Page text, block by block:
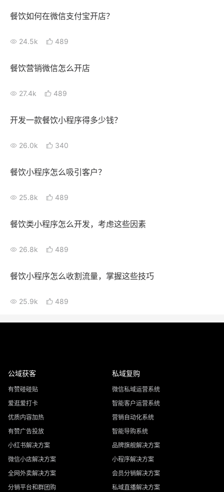
餐饮如何在微信支付宝开店？
24.5k 489
餐饮营销微信怎么开店
27.4k 489
开发一款餐饮小程序得多少钱？
26.0k 340
餐饮小程序怎么吸引客户？
25.8k 489
餐饮类小程序怎么开发，考虑这些因素
26.8k 489
餐饮小程序怎么收割流量，掌握这些技巧
25.9k 489
公域获客
有赞碰碰贴
爱逛爱打卡
优质内容加热
有赞广告投放
小红书解决方案
微信小店解决方案
全网外卖解决方案
分销平台和群团购
私域复购
微信私域运营系统
智能客户运营系统
营销自动化系统
智能导购系统
品牌旗舰解决方案
小程序解决方案
会员分销解决方案
私域直播解决方案